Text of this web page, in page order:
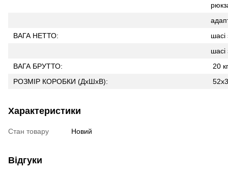
ВАГА НЕТТО:
шасі
шасі
ВАГА БРУТТО:
20
РОЗМІР КОРОБКИ (ДхШхВ):
Характеристики
Стан товару Новий
Відгуки